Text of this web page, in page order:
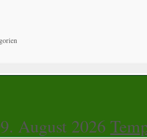
August 2026